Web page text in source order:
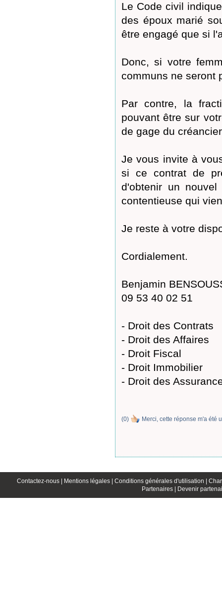
Le Code civil
des époux marié
être engagé que si
Donc, si votre
communs ne seront
Par contre, la
pouvant être sur
de gage du
Je vous invite à
si ce contrat de
d'obtenir un
contentieuse qui
Je reste à votre
Cordialement.
Benjamin
09 53 40 02 51
- Droit des Contrats
- Droit des Affaires
- Droit Fiscal
- Droit Immobilier
- Droit des
(0) Merci, cette réponse m'a été
Contactez-nous | Mentions légales | Conditions générales d'utilisation |
Partenaires |
Devenir